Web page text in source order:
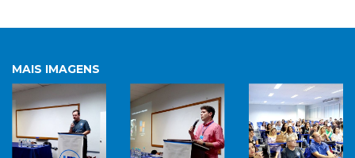
MAIS IMAGENS